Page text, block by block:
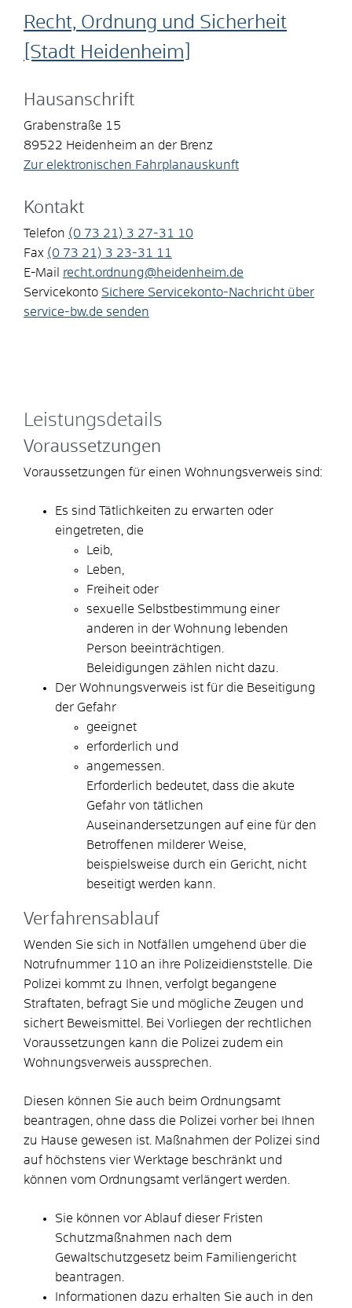
Recht, Ordnung und Sicherheit
[Stadt Heidenheim]
Hausanschrift
Grabenstraße 15
89522 Heidenheim an der Brenz
Zur elektronischen Fahrplanauskunft
Kontakt
Telefon (0 73 21) 3 27-31
10
Fax (0 73 21) 3 23-31
11
E-Mail
recht.ordnung@heidenheim.de
Servicekonto Sichere Servicekonto-Nachricht über
service-bw.de senden
Leistungsdetails
Voraussetzungen
Voraussetzungen für einen Wohnungsverweis sind:
Es sind Tätlichkeiten zu erwarten oder
eingetreten, die
Leib,
Leben,
Freiheit oder
sexuelle Selbstbestimmung einer
anderen in der Wohnung lebenden
Person beeinträchtigen.
Beleidigungen zählen nicht dazu.
Der Wohnungsverweis ist für die Beseitigung
der Gefahr
geeignet
erforderlich und
angemessen.
Erforderlich bedeutet, dass die akute
Gefahr von tätlichen
Auseinandersetzungen auf eine für den
Betroffenen milderer Weise,
beispielsweise durch ein Gericht, nicht
beseitigt werden kann.
Verfahrensablauf
Wenden Sie sich in Notfällen umgehend über die
Notrufnummer 110 an ihre Polizeidienststelle. Die
Polizei kommt zu Ihnen, verfolgt begangene
Straftaten, befragt Sie und mögliche Zeugen und
sichert Beweismittel. Bei Vorliegen der rechtlichen
Voraussetzungen kann die Polizei zudem ein
Wohnungsverweis aussprechen.
Diesen können Sie auch beim Ordnungsamt
beantragen, ohne dass die Polizei vorher bei Ihnen
zu Hause gewesen ist. Maßnahmen der Polizei sind
auf höchstens vier Werktage beschränkt und
können vom Ordnungsamt verlängert werden.
Sie können vor Ablauf dieser Fristen
Schutzmaßnahmen nach dem
Gewaltschutzgesetz beim Familiengericht
beantragen.
Informationen dazu erhalten Sie auch in den